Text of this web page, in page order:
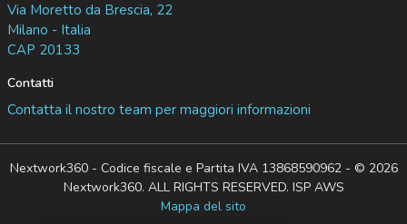
Via Moretto da Brescia, 22
Milano - Italia
CAP 20133
Contatti
Contatta il nostro team per maggiori informazioni
Nextwork360 - Codice fiscale e Partita IVA 13868590962 - © 2026
Nextwork360. ALL RIGHTS RESERVED. ISP AWS
Mappa del sito